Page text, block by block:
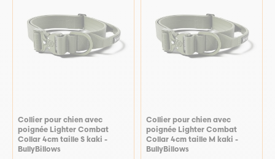
Collier pour chien avec
poignée Lighter Combat
Collar 4cm taille S kaki -
BullyBillows
Collier pour chien avec
poignée Lighter Combat
Collar 4cm taille M kaki -
BullyBillows